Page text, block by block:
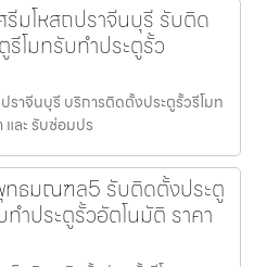
มโหสถปราจีนบุรี รับติด
โมทรับทำประตูรั้ว
าจีนบุรี บริการติดตั้งประตูรั้วรีโมท
และ รับซ่อมปร
ทธมณฑล5 รับติดตั้งประตู
ำประตูรั้วอัตโนมัติ ราคา